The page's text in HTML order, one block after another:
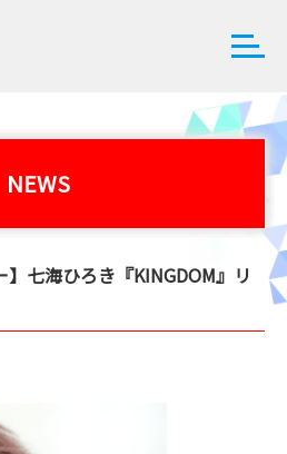
NEWS
七海ひろき『KINGDOM』リ